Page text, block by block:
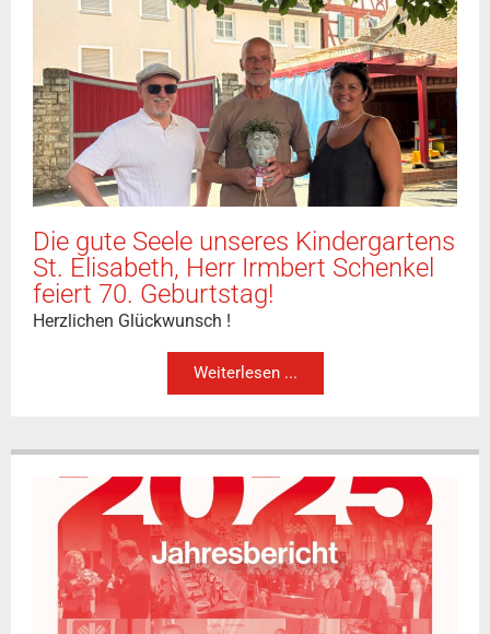
Die gute Seele unseres Kindergartens
St. Elisabeth, Herr Irmbert Schenkel
feiert 70. Geburtstag!
Herzlichen Glückwunsch !
Weiterlesen ...